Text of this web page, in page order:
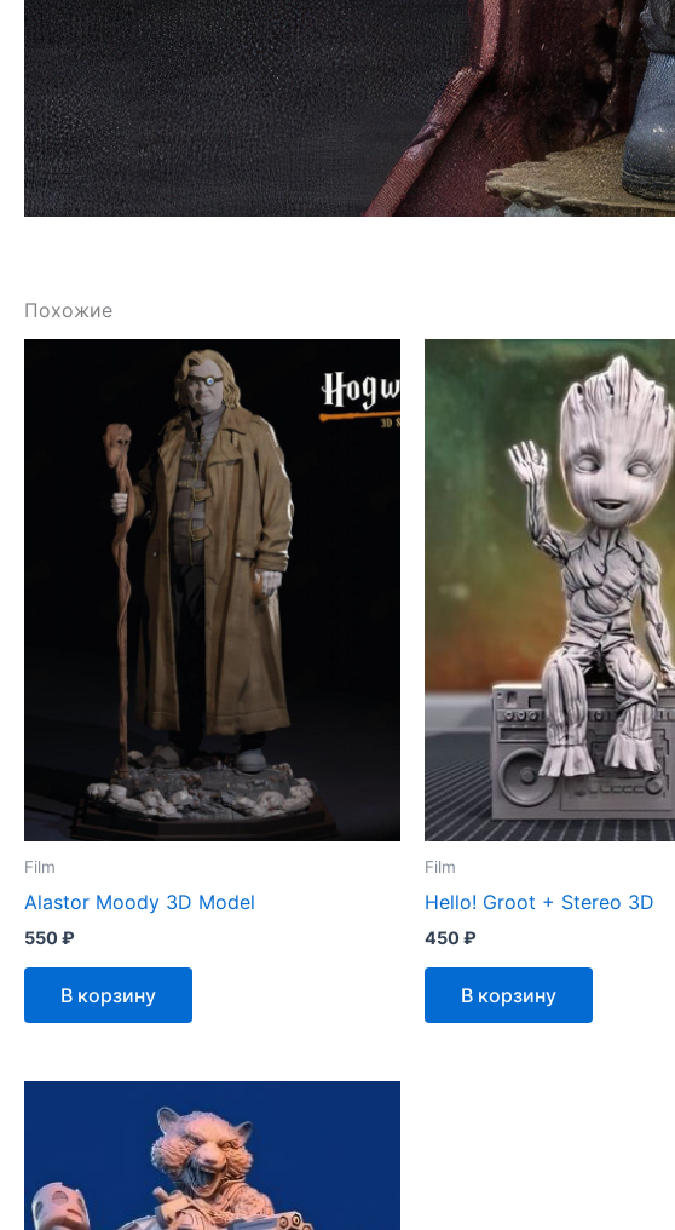
Похожие
Film
Alastor Moody 3D Model
550₽
В корзину
Film
Hello! Groot + Stereo 3D
450₽
В корзину